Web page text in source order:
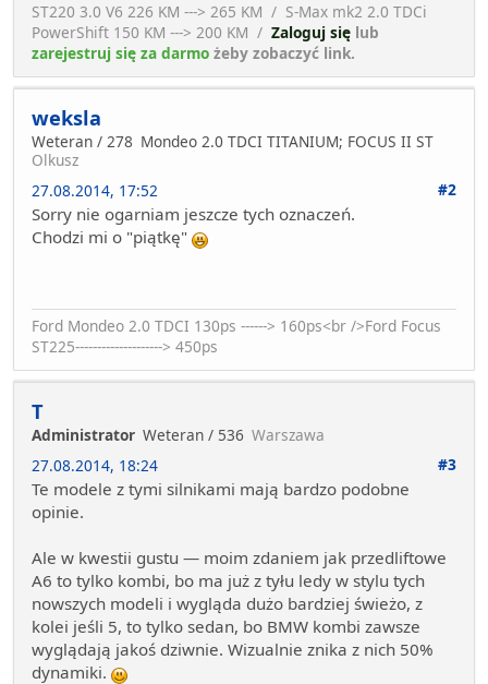
ST220 3.0 V6 226 KM ---> 265 KM / S-Max mk2 2.0 TDCi
PowerShift 150 KM ---> 200 KM / Zaloguj się lub
zarejestruj się za darmo żeby zobaczyć link.
weksla
Weteran / 278 Mondeo 2.0 TDCI TITANIUM; FOCUS II ST
Olkusz
27.08.2014, 17:52
#2
Sorry nie ogarniam jeszcze tych oznaczeń.
Chodzi mi o "piątkę"
Ford Mondeo 2.0 TDCI 130ps ------> 160ps<br />Ford Focus
ST225--------------------> 450ps
T
Administrator Weteran / 536 Warszawa
27.08.2014, 18:24
#3
Te modele z tymi silnikami mają bardzo podobne
opinie.
Ale w kwestii gustu — moim zdaniem jak przedliftowe
A6 to tylko kombi, bo ma już z tyłu ledy w stylu tych
nowszych modeli i wygląda dużo bardziej świeżo, z
kolei jeśli 5, to tylko sedan, bo BMW kombi zawsze
wyglądają jakoś dziwnie. Wizualnie znika z nich 50%
dynamiki.